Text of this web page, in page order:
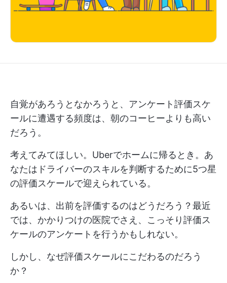
自覚があろうとなかろうと、アンケート評価スケ
ールに遭遇する頻度は、朝のコーヒーよりも高い
だろう。
考えてみてほしい。Uberでホームに帰るとき。あ
なたはドライバーのスキルを判断するために5つ星
の評価スケールで迎えられている。
あるいは、出前を評価するのはどうだろう？最近
では、かかりつけの医院でさえ、こっそり評価ス
ケールのアンケートを行うかもしれない。
しかし、なぜ評価スケールにこだわるのだろう
か？